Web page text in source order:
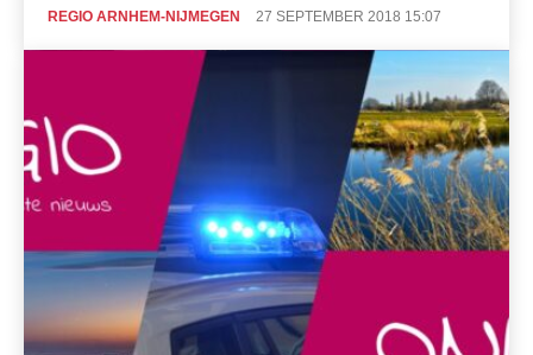
REGIO ARNHEM-NIJMEGEN 27 SEPTEMBER 2018 15:07